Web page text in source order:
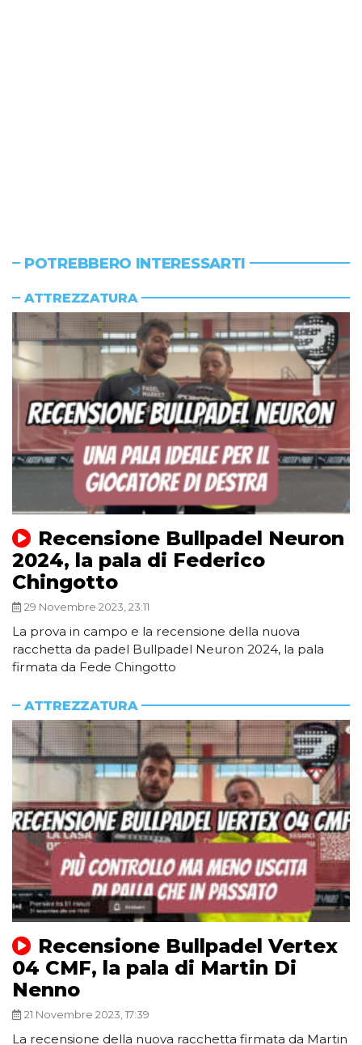
POTREBBERO INTERESSARTI
ATTREZZATURA
Recensione Bullpadel Neuron
2024, la pala di Federico
Chingotto
29 Novembre 2023, 23:11
La prova in campo e la recensione della nuova
racchetta da padel Bullpadel Neuron 2024, la pala
firmata da Fede Chingotto
ATTREZZATURA
Recensione Bullpadel Vertex
04 CMF, la pala di Martin Di
Nenno
21 Novembre 2023, 17:39
La recensione della nuova racchetta firmata da Martin